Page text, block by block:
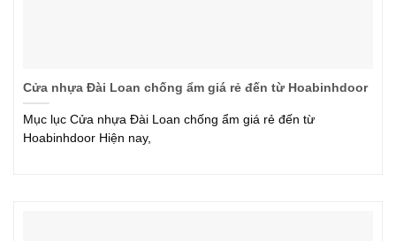
Cửa nhựa Đài Loan chống ẩm giá rẻ đến từ Hoabinhdoor
Mục lục Cửa nhựa Đài Loan chống ẩm giá rẻ đến từ
Hoabinhdoor Hiện nay,